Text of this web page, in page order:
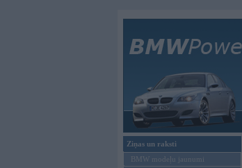
Ziņas un raksti
BMW modeļu jaunumi